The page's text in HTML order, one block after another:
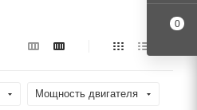
Мощность двигателя
0